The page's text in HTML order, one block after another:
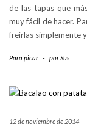
de las tapas que
muy fácil de hacer.
freírlas simplemente
Para picar - porSus
12 de noviembre de 2014